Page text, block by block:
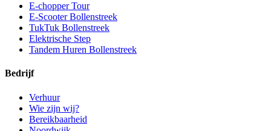
E-chopper Tour
E-Scooter Bollenstreek
TukTuk Bollenstreek
Elektrische Step
Tandem Huren Bollenstreek
Bedrijf
Verhuur
Wie zijn wij?
Bereikbaarheid